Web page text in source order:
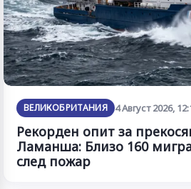
ВЕЛИКОБРИТАНИЯ 4 Август 2026,
Рекорден опит за
Ламанша: Близо 160
след пожар